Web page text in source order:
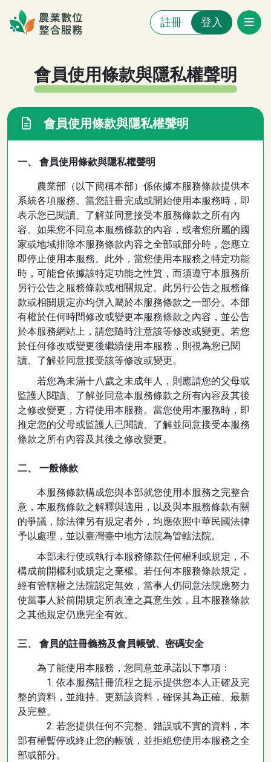
跳至主要內容
:::
農業數位整合服務系統
註冊 登入
會員使用條款與隱私權聲明
會員使用條款與隱私權聲明
一、 會員使用條款與隱私權聲明
農業部（以下簡稱本部）係依據本服務條款提供本
系統各項服務。當您註冊完成或開始使用本服務時，即
表示您已閱讀、了解並同意接受本服務條款之所有內
容。如果您不同意本服務條款的內容，或者您所屬的國
家或地域排除本服務條款內容之全部或部分時，您應立
即停止使用本服務。此外，當您使用本服務之特定功能
時，可能會依據該特定功能之性質，而須遵守本服務所
另行公告之服務條款或相關規定。此另行公告之服務條
款或相關規定亦均併入屬於本服務條款之一部分。本部
有權於任何時間修改或變更本服務條款之內容，並公告
於本服務網站上，請您隨時注意該等修改或變更。若您
於任何修改或變更後繼續使用本服務，則視為您已閱
讀、了解並同意接受該等修改或變更。
若您為未滿十八歲之未成年人，則應請您的父母或
監護人閱讀、了解並同意本服務條款之所有內容及其後
之修改變更，方得使用本服務。當您使用本服務時，即
推定您的父母或監護人已閱讀、了解並同意接受本服務
條款之所有內容及其後之修改變更。
二、 一般條款
本服務條款構成您與本部就您使用本服務之完整合
意，本服務條款之解釋與適用，以及與本服務條款有關
的爭議，除法律另有規定者外，均應依照中華民國法律
予以處理，並以臺灣臺中地方法院為管轄法院。
本部未行使或執行本服務條款任何權利或規定，不
構成前開權利或規定之棄權。若任何本服務條款規定，
經有管轄權之法院認定無效，當事人仍同意法院應努力
使當事人於前開規定所表達之真意生效，且本服務條款
之其他規定仍應完全有效。
三、 會員的註冊義務及會員帳號、密碼安全
為了能使用本服務，您同意並承諾以下事項：
1. 依本服務註冊流程之提示提供您本人正確及完
整的資料，並維持、更新該資料，確保其為正確、最新
及完整。
2. 若您提供任何不完整、錯誤或不實的資料，本
部有權暫停或終止您的帳號，並拒絕您使用本服務之全
部或部分。